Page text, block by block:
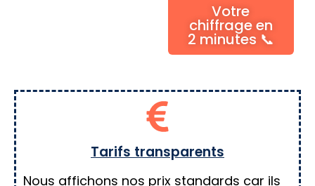
Votre
chiffrage en
2 minutes 📞
Tarifs transparents
Nous affichons nos prix standards car ils